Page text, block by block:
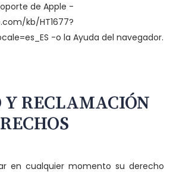
de Apple -
kb/HT1677?
-o la Ayuda del navegador.
Y RECLAMACIÓN
en cualquier momento su derecho